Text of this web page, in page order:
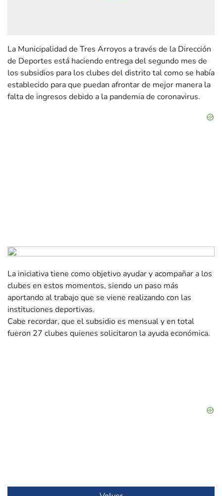
La Municipalidad de Tres Arroyos a través de la Dirección
de Deportes está haciendo entrega del segundo mes de
los subsidios para los clubes del distrito tal como se había
establecido para que puedan afrontar de mejor manera la
falta de ingresos debido a la pandemia de coronavirus.
La iniciativa tiene como objetivo ayudar y acompañar a los
clubes en estos momentos, siendo un paso más
aportando al trabajo que se viene realizando con las
instituciones deportivas.
Cabe recordar, que el subsidio es mensual y en total
fueron 27 clubes quienes solicitaron la ayuda económica.